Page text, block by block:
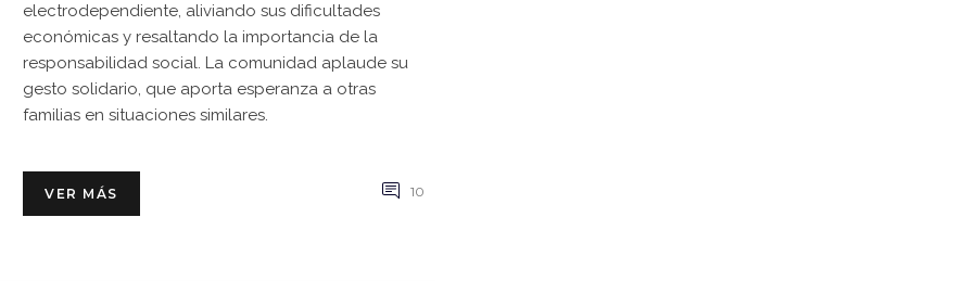
electrodependiente, aliviando sus dificultades
económicas y resaltando la importancia de la
responsabilidad social. La comunidad aplaude su
gesto solidario, que aporta esperanza a otras
familias en situaciones similares.
VER MÁS 10